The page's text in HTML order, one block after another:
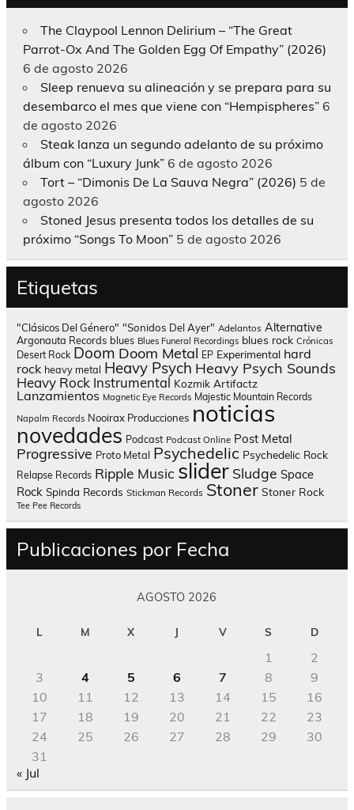
The Claypool Lennon Delirium – “The Great
Parrot-Ox And The Golden Egg Of Empathy” (2026)
6 de agosto 2026
Sleep renueva su alineación y se prepara para su
desembarco el mes que viene con “Hempispheres” 6
de agosto 2026
Steak lanza un segundo adelanto de su próximo
álbum con “Luxury Junk” 6 de agosto 2026
Tort – “Dimonis De La Sauva Negra” (2026) 5 de
agosto 2026
Stoned Jesus presenta todos los detalles de su
próximo “Songs To Moon” 5 de agosto 2026
Etiquetas
"Clásicos Del Género" "Sonidos Del Ayer" Adelantos Alternative
Argonauta Records blues Blues Funeral Recordings blues rock Crónicas
Desert Rock Doom Doom Metal EP Experimental hard
rock heavy metal Heavy Psych Heavy Psych Sounds
Heavy Rock Instrumental Kozmik Artifactz
Lanzamientos Magnetic Eye Records Majestic Mountain Records
Napalm Records Nooirax Producciones noticias
novedades Podcast Podcast Online Post Metal
Progressive Proto Metal Psychedelic Psychedelic Rock
Relapse Records Ripple Music slider Sludge Space
Rock Spinda Records Stickman Records Stoner Stoner Rock
Tee Pee Records
Publicaciones por Fecha
AGOSTO 2026
L M X J V S D
1
2
3
4 5 6 7 8
9
10
11 12 13 14 15
16
17
18 19 20 21 22
23
24
25 26 27 28 29
30
31
« Jul